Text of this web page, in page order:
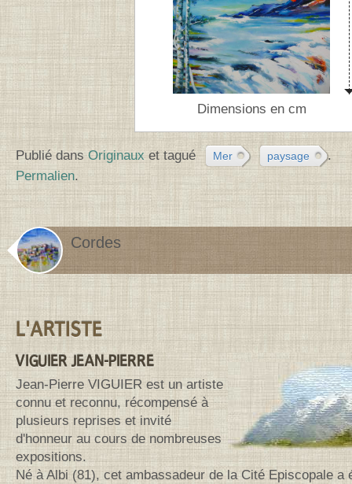
Dimensions en cm
Publié dansOriginaux et tagué Mer paysage
.
Permalien.
Cordes
Contenu de la barre latérale
L'ARTISTE
VIGUIER JEAN-PIERRE
Jean-Pierre VIGUIER est un artiste
connu et reconnu, récompensé à
plusieurs reprises et invité
d'honneur au cours de nombreuses
expositions.
Né à Albi (81), cet ambassadeur de la Cité Episcopale a